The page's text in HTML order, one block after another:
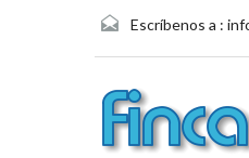
Escríbenos a :